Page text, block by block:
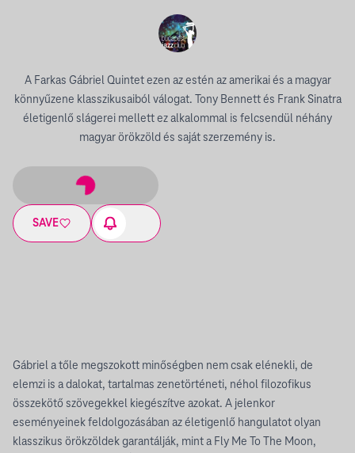
A Farkas Gábriel Quintet ezen az estén az amerikai és a magyar
könnyűzene klasszikusaiból válogat. Tony Bennett és Frank Sinatra
életigenlő slágerei mellett ez alkalommal is felcsendül néhány
magyar örökzöld és saját szerzemény is.
SAVE
Gábriel a tőle megszokott minőségben nem csak elénekli, de
elemzi is a dalokat, tartalmas zenetörténeti, néhol filozofikus
összekötő szövegekkel kiegészítve azokat. A jelenkor
eseményeinek feldolgozásában az életigenlő hangulatot olyan
klasszikus örökzöldek garantálják, mint a Fly Me To The Moon,